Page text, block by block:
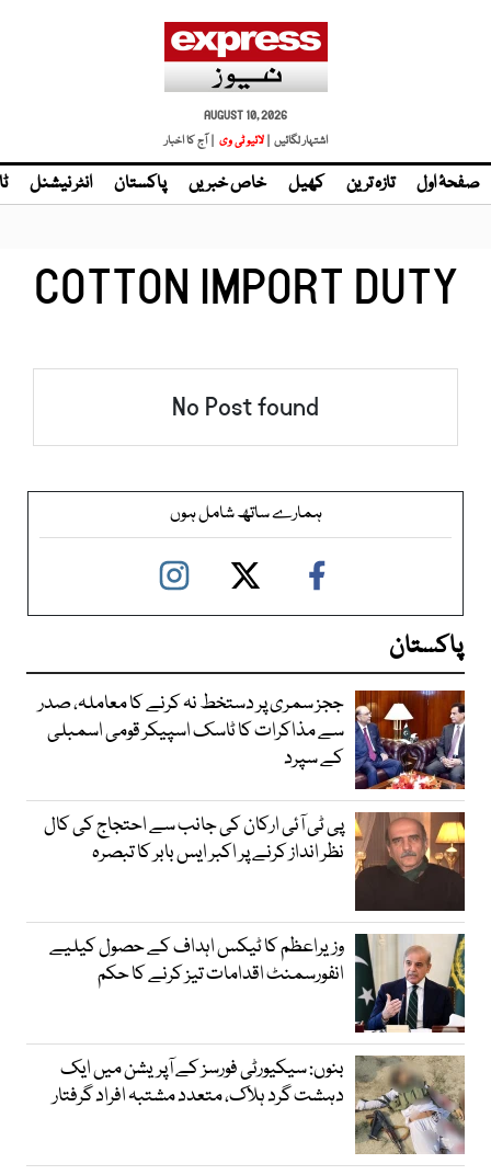
AUGUST 10, 2026
اشتہار لگائیں |
| آج کا اخبار
صفحۂ اول تازہ ترین کھیل خاص خبریں پاکستان انٹر نیشنل
COTTON IMPORT DUTY
No Post found
ہمارے ساتھ شامل ہوں
پاکستان
ججز سمری پر دستخط نہ کرنے کا معاملہ، صدر
سے مذاکرات کا ٹاسک اسپیکر قومی اسمبلی
کے سپرد
پی ٹی آئی ارکان کی جانب سے احتجاج کی کال
نظر انداز کرنے پر اکبر ایس بابر کا تبصرہ
وزیراعظم کا ٹیکس اہداف کے حصول کیلیے
انفورسمنٹ اقدامات تیز کرنے کا حکم
بنوں: سیکیورٹی فورسز کے آپریشن میں ایک
دہشت گرد ہلاک، متعدد مشتبہ افراد گرفتار